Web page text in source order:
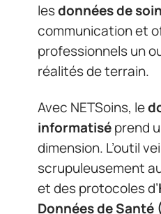
lesdonnées de soin
communication et
professionnels un
réalités de terrain.
Avec NETSoins, le
informatiséprend
dimension. L’outil
scrupuleusement
et des protocoles d’
Données de Santé